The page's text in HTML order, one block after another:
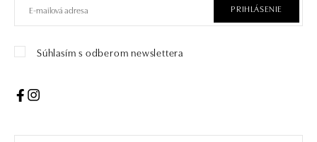
PRIHLÁSENIE
Súhlasím s odberom newslettera